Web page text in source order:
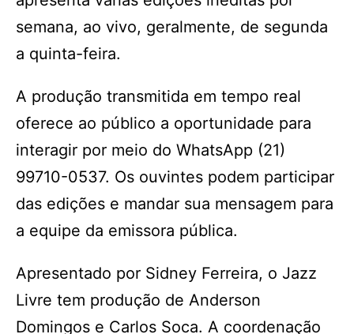
semana, ao vivo, geralmente, de segunda
a quinta-feira.
A produção transmitida em tempo real
oferece ao público a oportunidade para
interagir por meio do WhatsApp (21)
99710-0537. Os ouvintes podem participar
das edições e mandar sua mensagem para
a equipe da emissora pública.
Apresentado por Sidney Ferreira, o Jazz
Livre tem produção de Anderson
Domingos e Carlos Soca. A coordenação